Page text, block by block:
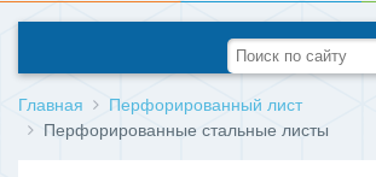
Главная
Перфорированный лист
Перфорированные стальные листы